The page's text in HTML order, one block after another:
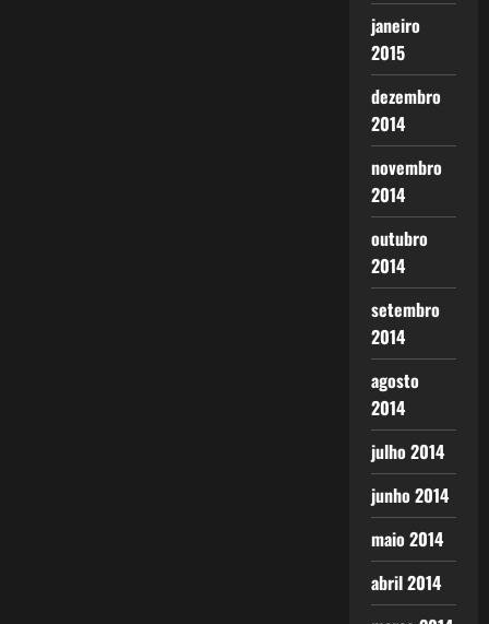
janeiro
2015
dezembro
2014
novembro
2014
outubro
2014
setembro
2014
agosto
2014
julho 2014
junho 2014
maio 2014
abril 2014